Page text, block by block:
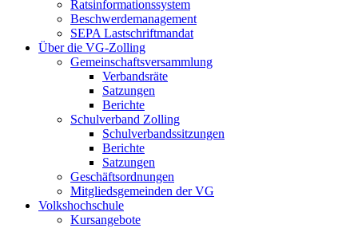
Ratsinformationssystem
Beschwerdemanagement
SEPA Lastschriftmandat
Über die VG-Zolling
Gemeinschaftsversammlung
Verbandsräte
Satzungen
Berichte
Schulverband Zolling
Schulverbandssitzungen
Berichte
Satzungen
Geschäftsordnungen
Mitgliedsgemeinden der VG
Volkshochschule
Kursangebote